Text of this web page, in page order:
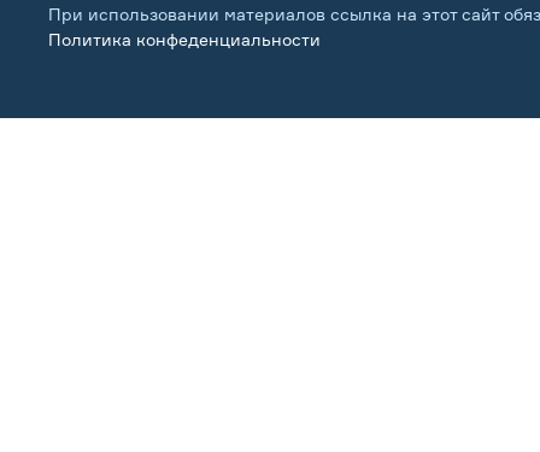
При использовании материалов ссылка на этот сайт
Политика конфеденциальности